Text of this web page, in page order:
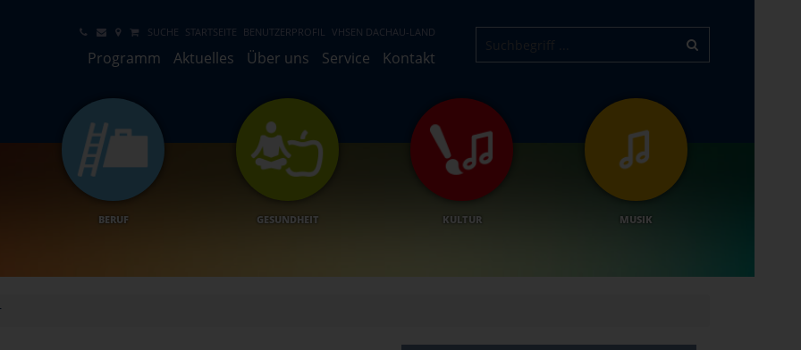
SUCHE STARTSEITE BENUTZERPROFIL VHSEN DACHAU-LAND
Programm Aktuelles Über uns Service Kontakt
BERUF GESUNDHEIT KULTUR MUSIK